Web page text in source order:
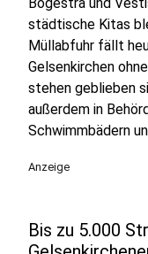
städtische Kitas
Müllabfuhr fällt
Gelsenkirchen
stehen geblieben
außerdem in
Schwimmbädern
Anzeige
Bis zu 5.000